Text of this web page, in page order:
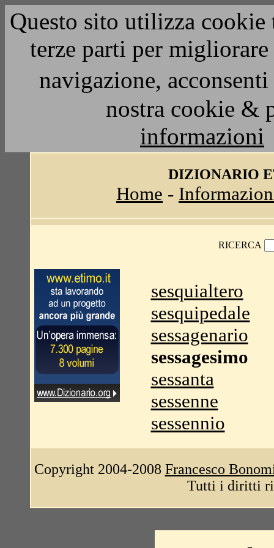
Questo sito utilizza
terze parti per
navigazione,
nostra cookie &
informazioni
DIZIONARIO
Home -
RICERCA
sesquialtero
sesquipedale
sessagenario
sessagesimo
sessanta
sessenne
sessennio
Copyright 2004-2008 Francesco
Tutti i diritti